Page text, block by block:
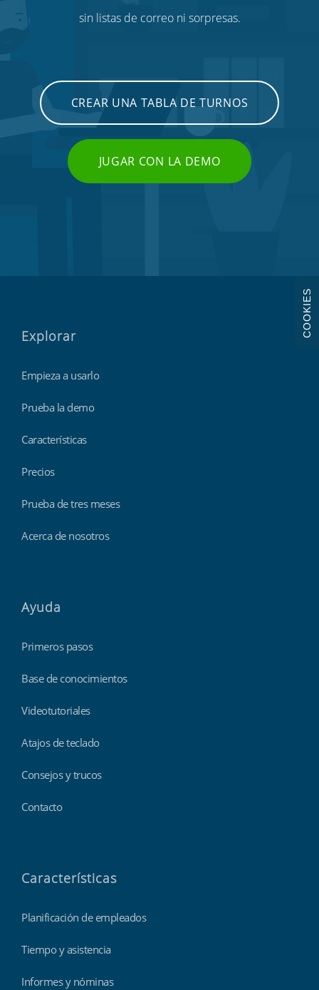
sin listas de correo ni sorpresas.
CREAR UNA TABLA DE TURNOS
JUGAR CON LA DEMO
Explorar
Empieza a usarlo
Prueba la demo
Características
Precios
Prueba de tres meses
Acerca de nosotros
Ayuda
Primeros pasos
Base de conocimientos
Videotutoriales
Atajos de teclado
Consejos y trucos
Contacto
Características
Planificación de empleados
Tiempo y asistencia
Informes y nóminas
COOKIES